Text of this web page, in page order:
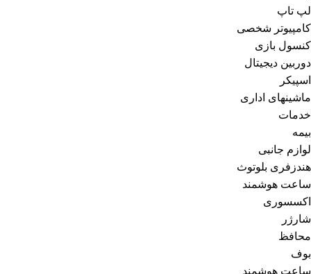
لپ تاپ
کامپیوتر شخصی
کنسول بازی
دوربین دیجیتال
اسپیکر
ماشینهای اداری
خدمات
بیمه
لوازم جانبی
هندزفری بلوتوث
ساعت هوشمند
اکسسوری
شارژر
محافظ
بوف
ساعت هوشمند